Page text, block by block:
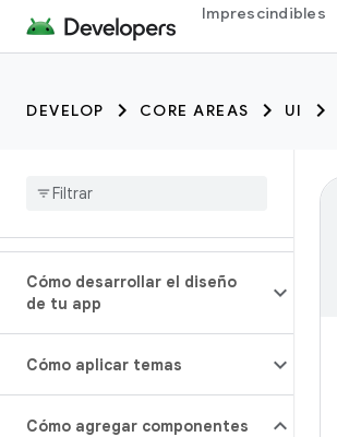
Imprescindibles
DEVELOP CORE AREAS UI
Cómo desarrollar el diseño
de tu app
Cómo aplicar temas
Cómo agregar componentes